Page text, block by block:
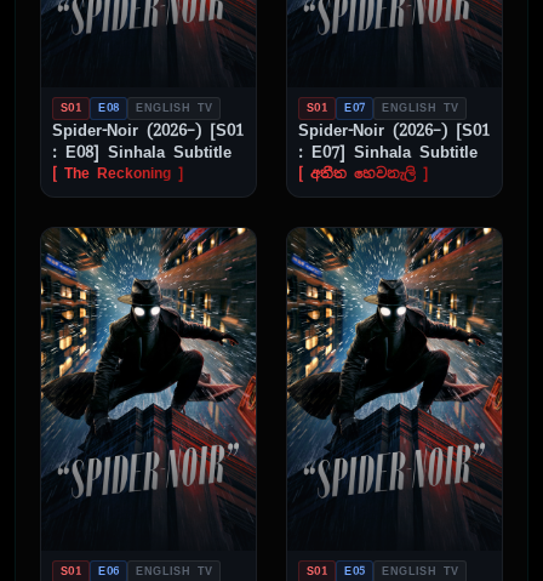
S01 E08 ENGLISH TV
Spider-Noir (2026–) [S01
: E08] Sinhala Subtitle
[ The Reckoning ]
S01 E07 ENGLISH TV
Spider-Noir (2026–) [S01
: E07] Sinhala Subtitle
[ අතීත හෙවනැලි ]
S01 E06 ENGLISH TV S01 E05 ENGLISH TV